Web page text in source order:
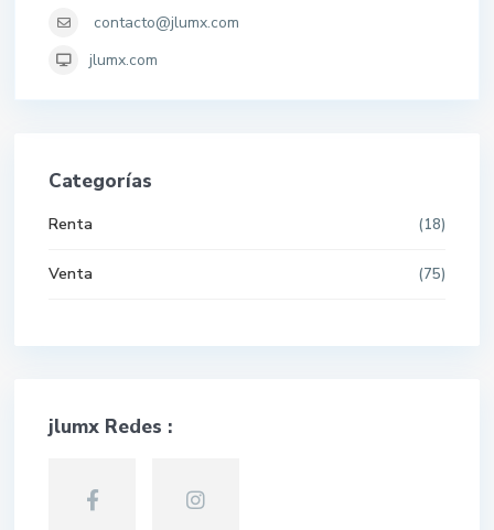
contacto@jlumx.com
jlumx.com
Categorías
Renta (18)
Venta (75)
jlumx Redes :